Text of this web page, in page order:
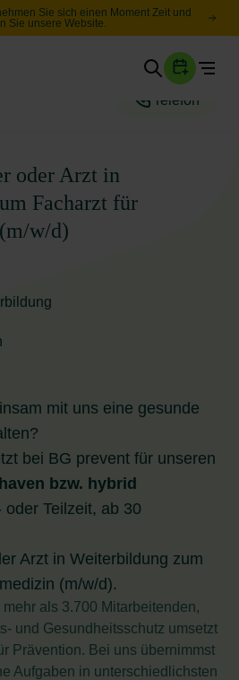
Sie sich einen Moment Zeit und
Sie unsere Website.
Telefon
oder Arzt in
Facharzt für
w/d)
mit uns eine gesunde
bei BG prevent für unseren
bzw. hybrid
Teilzeit, ab 30
Arzt in Weiterbildung zum
(m/w/d).
als 3.700 Mitarbeitenden,
und Gesundheitsschutz umsetzt
Prävention. Bei uns übernimmst
Aufgaben in unterschiedlichsten